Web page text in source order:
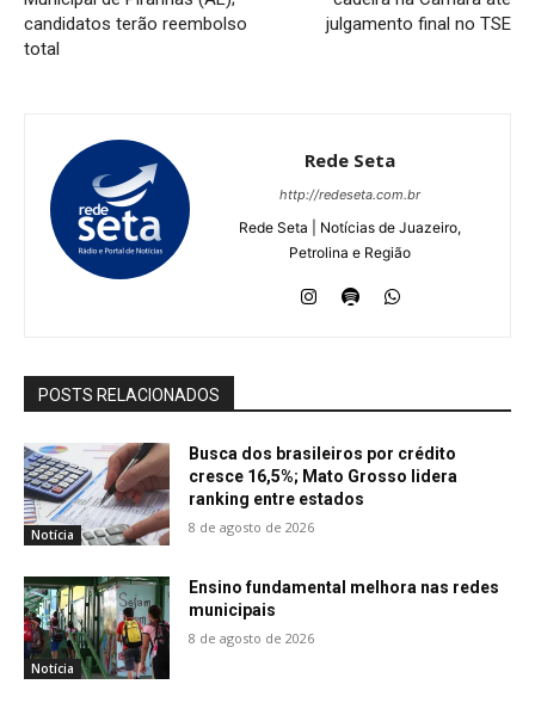
candidatos terão reembolso
total
julgamento final no TSE
Rede Seta
http://redeseta.com.br
Rede Seta | Notícias de Juazeiro,
Petrolina e Região
POSTS RELACIONADOS
Notícia
Busca dos brasileiros por crédito
cresce 16,5%; Mato Grosso lidera
ranking entre estados
8 de agosto de 2026
Notícia
Ensino fundamental melhora nas redes
municipais
8 de agosto de 2026